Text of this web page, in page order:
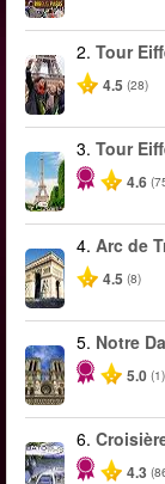
2. Tour
4.5 (28)
3. Tour
4.6
4. Arc de
4.5 (8)
5. Notre
5.0 (1)
6.
4.3